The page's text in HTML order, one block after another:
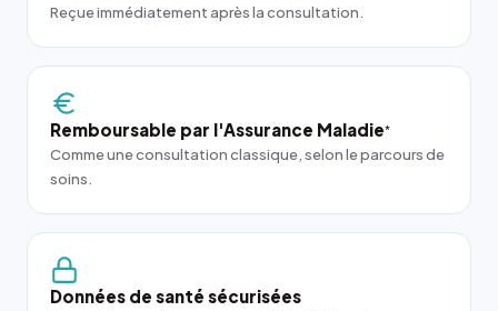
Reçue immédiatement après la consultation.
Remboursable par l'Assurance Maladie*
Comme une consultation classique, selon le parcours de
soins.
Données de santé sécurisées